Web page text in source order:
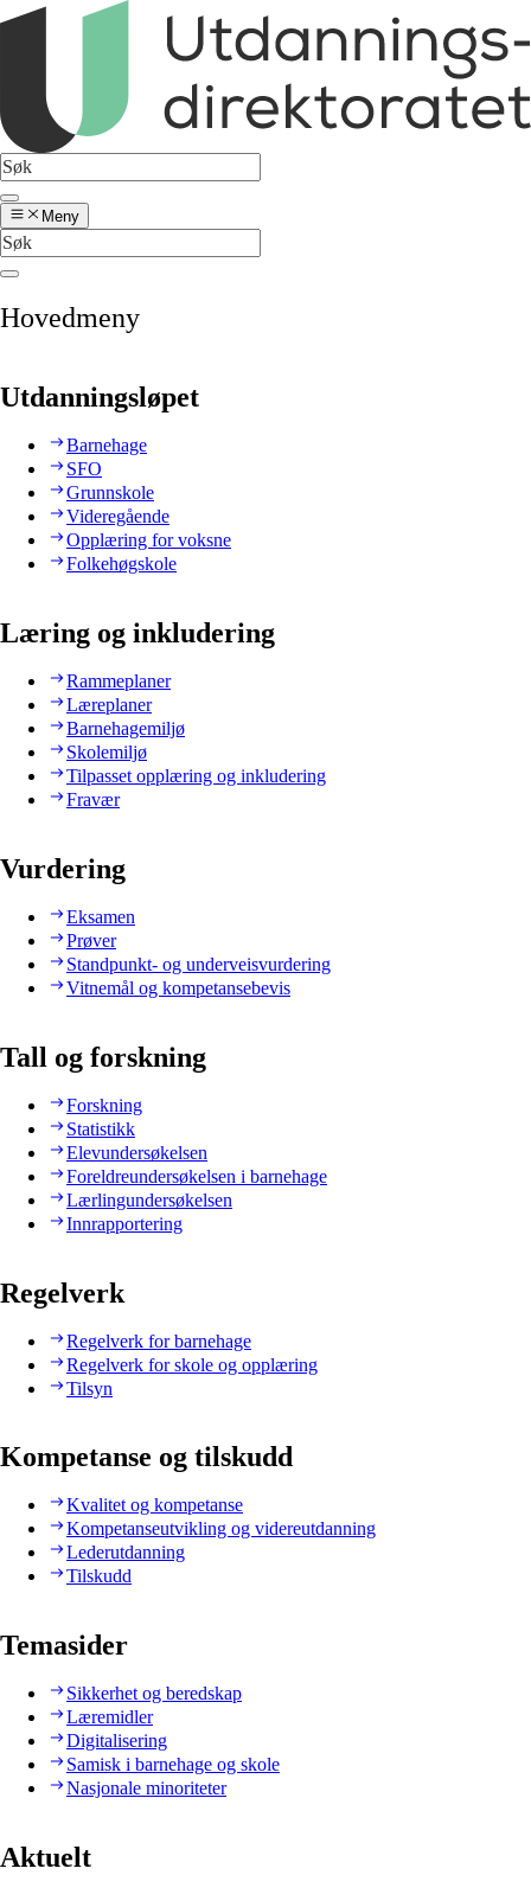
Meny
Hovedmeny
Utdanningsløpet
Barnehage
SFO
Grunnskole
Videregående
Opplæring for voksne
Folkehøgskole
Læring og inkludering
Rammeplaner
Læreplaner
Barnehagemiljø
Skolemiljø
Tilpasset opplæring og inkludering
Fravær
Vurdering
Eksamen
Prøver
Standpunkt- og underveisvurdering
Vitnemål og kompetansebevis
Tall og forskning
Forskning
Statistikk
Elevundersøkelsen
Foreldreundersøkelsen i barnehage
Lærlingundersøkelsen
Innrapportering
Regelverk
Regelverk for barnehage
Regelverk for skole og opplæring
Tilsyn
Kompetanse og tilskudd
Kvalitet og kompetanse
Kompetanseutvikling og videreutdanning
Lederutdanning
Tilskudd
Temasider
Sikkerhet og beredskap
Læremidler
Digitalisering
Samisk i barnehage og skole
Nasjonale minoriteter
Aktuelt